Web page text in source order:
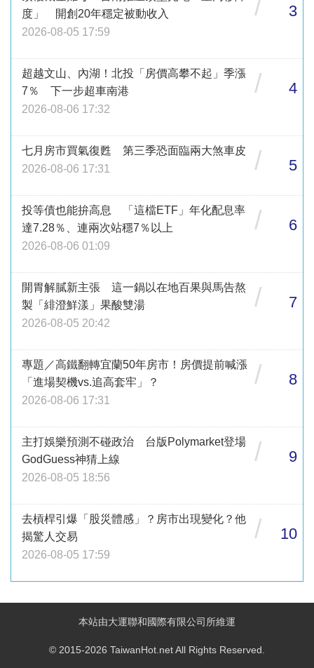
度」 開創20年穩定被動收入
2026-08-05 17:59
/ 3
超越文山、內湖！北投「房價高攀不起」季漲
7％ 下一步超車南港
2026-08-06 17:32
/ 4
七月房市買氣復甦 第三季恐面臨兩大煞車皮
2026-08-06 17:31
/ 5
投等債也能拚高息 「這檔ETF」年化配息率
達7.28％、連兩次站穩7％以上
2026-08-06 01:09
/ 6
開胃解膩新主張 這一鍋以在地百果與馬告熬
製「緋澄鮮漾」果酸雙湯
2026-08-05 20:42
/ 7
專題／高鐵翻轉宜蘭50年房市！房價提前喊漲
「進場契機vs.追高套牢」？
2026-08-06 17:31
/ 8
主打娛樂預測不碰政治 台版Polymarket登場
GodGuess神猜上線
2026-08-05 18:56
/ 9
去槓桿引爆「股災體感」？房市出現變化？他
揭驚人交易
2026-08-05 17:59
/ 10
本站由大運聯和國際有限公司所維運
© 2015-2026 TaiwanHot.net All Rights Reserved.